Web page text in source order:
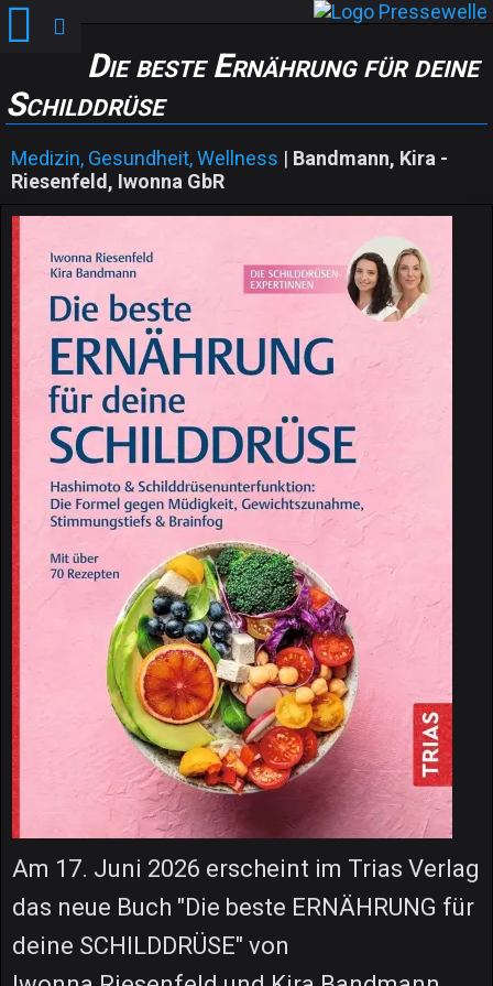
Die beste Ernährung für deine
Schilddrüse
Medizin, Gesundheit, Wellness | Bandmann, Kira -
Riesenfeld, Iwonna GbR
Am 17. Juni 2026 erscheint im Trias Verlag
das neue Buch "Die beste ERNÄHRUNG für
deine SCHILDDRÜSE" von